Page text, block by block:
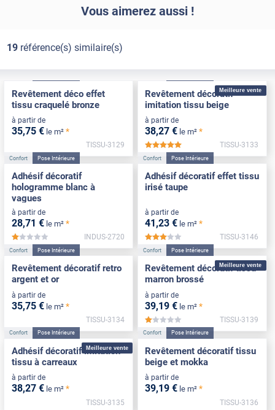
Vous aimerez aussi !
19référence(s) similaire(s)
Revêtement déco effet
tissu craquelé bronze
à partir de
35,75 € le m² *
TISSU-3129
Meilleure vente
Revêtement décoratif
imitation tissu beige
à partir de
38,27 € le m² *
TISSU-3133
Confort Pose Intérieure
Adhésif décoratif
hologramme blanc à
vagues
à partir de
28,71 € le m² *
*****
INDUS-2720
Confort Pose Intérieure
Adhésif décoratif effet tissu
irisé taupe
à partir de
41,23 € le m² *
*****
TISSU-3146
Confort Pose Intérieure
Revêtement décoratif retro
argent et or
à partir de
35,75 € le m² *
TISSU-3134
Meilleure vente
Confort Pose Intérieure
Revêtement décoratif tissu
marron brossé
à partir de
39,19 € le m² *
*****
TISSU-3139
Meilleure vente
Confort Pose Intérieure
Adhésif décoratif imitation
tissu à carreaux
à partir de
38,27 € le m² *
TISSU-3135
Confort Pose Intérieure
Revêtement décoratif tissu
beige et mokka
à partir de
39,19 € le m² *
TISSU-3136